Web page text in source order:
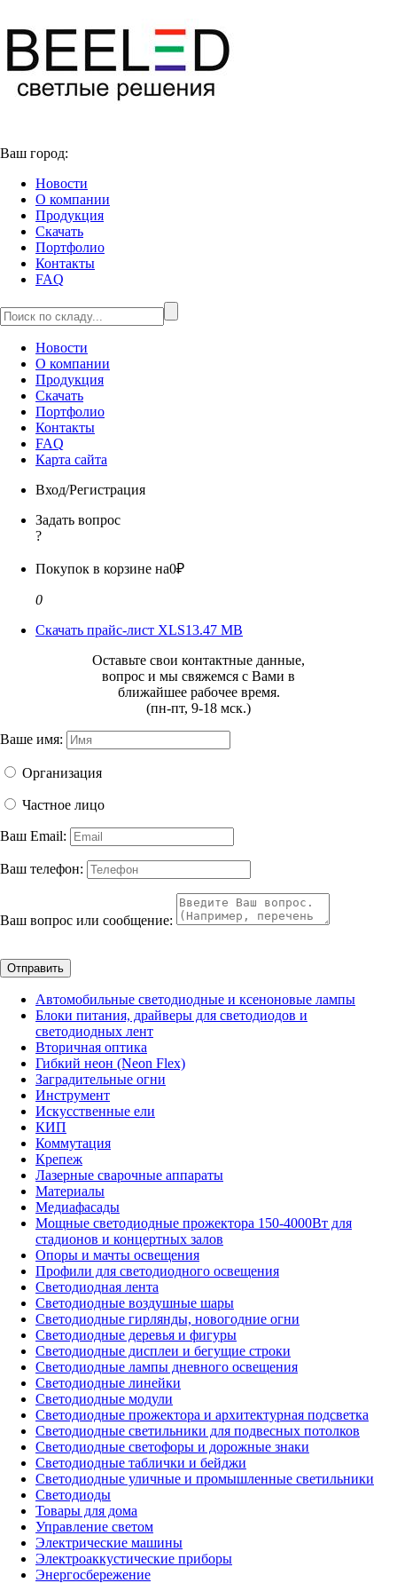
Ваш город:
Новости
О компании
Продукция
Скачать
Портфолио
Контакты
FAQ
Новости
О компании
Продукция
Скачать
Портфолио
Контакты
FAQ
Карта сайта
Вход/Регистрация
Задать вопрос
?
Покупок в корзине на0₽
0
Скачать прайс-лист XLS13.47 MB
Оставьте свои контактные данные,
вопрос и мы свяжемся с Вами в
ближайшее рабочее время.
(пн-пт, 9-18 мск.)
Ваше имя:
Организация
Частное лицо
Ваш Email:
Ваш телефон:
Ваш вопрос или сообщение:
Отправить
Автомобильные светодиодные и ксеноновые лампы
Блоки питания, драйверы для светодиодов и
светодиодных лент
Вторичная оптика
Гибкий неон (Neon Flex)
Заградительные огни
Инструмент
Искусственные ели
КИП
Коммутация
Крепеж
Лазерные сварочные аппараты
Материалы
Медиафасады
Мощные светодиодные прожектора 150-4000Вт для
стадионов и концертных залов
Опоры и мачты освещения
Профили для светодиодного освещения
Светодиодная лента
Светодиодные воздушные шары
Светодиодные гирлянды, новогодние огни
Светодиодные деревья и фигуры
Светодиодные дисплеи и бегущие строки
Светодиодные лампы дневного освещения
Светодиодные линейки
Светодиодные модули
Светодиодные прожектора и архитектурная подсветка
Светодиодные светильники для подвесных потолков
Светодиодные светофоры и дорожные знаки
Светодиодные таблички и бейджи
Светодиодные уличные и промышленные светильники
Светодиоды
Товары для дома
Управление светом
Электрические машины
Электроаккустические приборы
Энергосбережение